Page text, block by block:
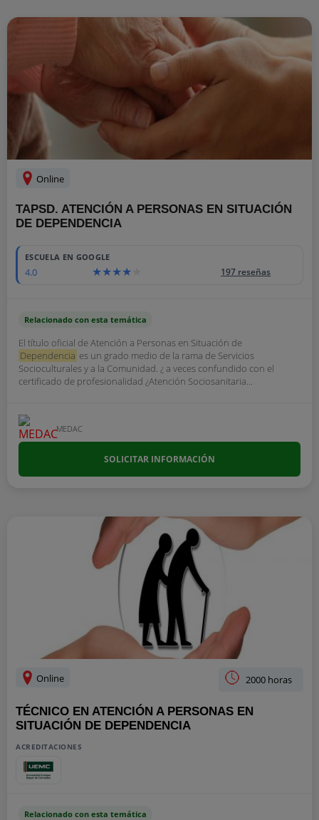
Online
TAPSD. ATENCIÓN A PERSONAS EN SITUACIÓN
DE DEPENDENCIA
ESCUELA EN GOOGLE
4.0 197 reseñas
Relacionado con esta temática
El título oficial de Atención a Personas en Situación de
Dependencia es un grado medio de la rama de Servicios
Socioculturales y a la Comunidad. ¿ a veces confundido con el
certificado de profesionalidad ¿Atención Sociosanitaria...
MEDAC
SOLICITAR INFORMACIÓN
Online 2000 horas
TÉCNICO EN ATENCIÓN A PERSONAS EN
SITUACIÓN DE DEPENDENCIA
ACREDITACIONES
Relacionado con esta temática